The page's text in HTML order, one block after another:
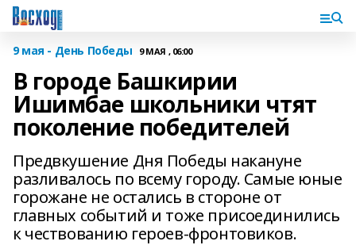
9 мая - День Победы 9 МАЯ , 06:00
В городе Башкирии
Ишимбае школьники чтят
поколение победителей
Предвкушение Дня Победы накануне
разливалось по всему городу. Самые юные
горожане не остались в стороне от
главных событий и тоже присоединились
к чествованию героев-фронтовиков.